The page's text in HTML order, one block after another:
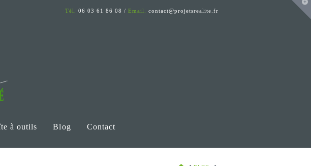
Tél. 06 03 61 86 08 / Email. contact@projetsrealite.fr
à outils Blog Contact